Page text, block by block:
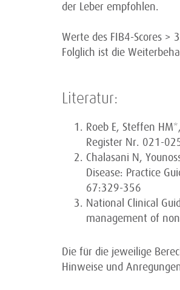
der Leber empfohlen.
Werte des FIB4-Scores
Folglich ist die
Literatur:
Roeb E, Steffen
Register Nr. 021-
Chalasani N,
Disease: Practice
67:329-356
National Clinical
management of
Die für die jeweilige
Hinweise und